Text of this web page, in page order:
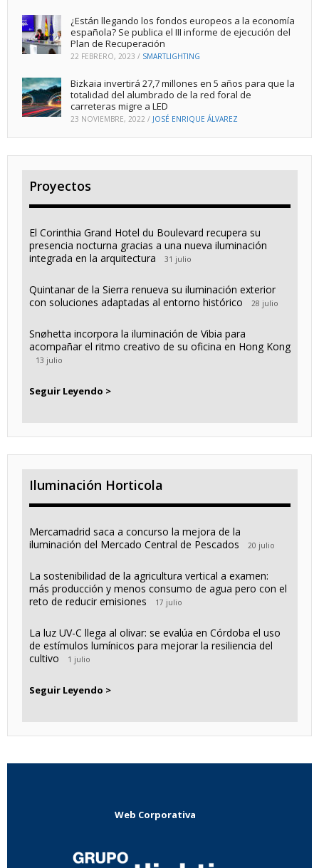
¿Están llegando los fondos europeos a la economía
española? Se publica el III informe de ejecución del
Plan de Recuperación
22 FEBRERO, 2023 / SMARTLIGHTING
Bizkaia invertirá 27,7 millones en 5 años para que la
totalidad del alumbrado de la red foral de
carreteras migre a LED
23 NOVIEMBRE, 2022 / JOSÉ ENRIQUE ÁLVAREZ
Proyectos
El Corinthia Grand Hotel du Boulevard recupera su
presencia nocturna gracias a una nueva iluminación
integrada en la arquitectura
31 julio
Quintanar de la Sierra renueva su iluminación exterior
con soluciones adaptadas al entorno histórico
28 julio
Snøhetta incorpora la iluminación de Vibia para
acompañar el ritmo creativo de su oficina en Hong Kong
13 julio
Seguir Leyendo >
Iluminación Horticola
Mercamadrid saca a concurso la mejora de la
iluminación del Mercado Central de Pescados
20 julio
La sostenibilidad de la agricultura vertical a examen:
más producción y menos consumo de agua pero con el
reto de reducir emisiones
17 julio
La luz UV-C llega al olivar: se evalúa en Córdoba el uso
de estímulos lumínicos para mejorar la resiliencia del
cultivo
1 julio
Seguir Leyendo >
Web Corporativa